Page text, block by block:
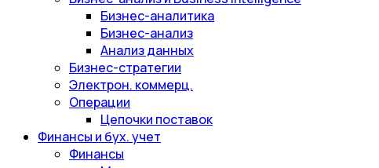
Бизнес-аналитика
Бизнес-анализ
Анализ данных
Бизнес-стратегии
Электрон. коммерц.
Операции
Цепочки поставок
Финансы и бух. учет
Финансы